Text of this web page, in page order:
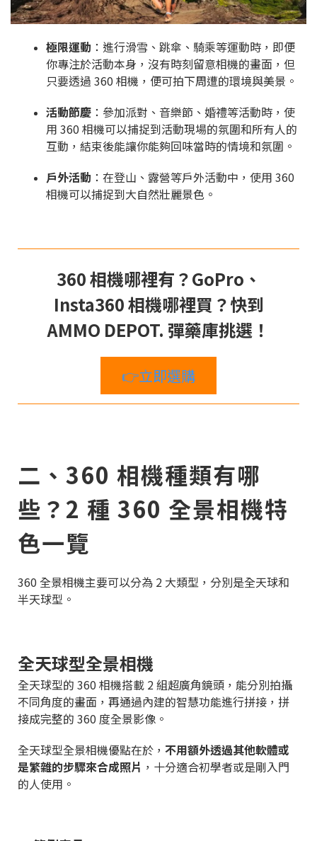
極限運動 ：進行滑雪、跳傘、騎乘等運動時，即便
你專注於活動本身，沒有時刻留意相機的畫面，但
只要透過 360 相機，便可拍下周遭的環境與美景。
活動節慶 ：參加派對、音樂節、婚禮等活動時，使
用 360 相機可以捕捉到活動現場的氛圍和所有人的
互動，結束後能讓你能夠回味當時的情境和氛圍。
戶外活動 ：在登山、露營等戶外活動中，使用 360
相機可以捕捉到大自然壯麗景色。
360 相機哪裡有？GoPro、
Insta360 相機哪裡買？快到
AMMO DEPOT. 彈藥庫挑選！
👉立即選購
二、360 相機種類有哪
些？2 種 360 全景相機特
色一覽
360 全景相機主要可以分為 2 大類型，分別是全天球和
半天球型。
全天球型全景相機
全天球型的 360 相機搭載 2 組超廣角鏡頭，能分別拍攝
不同角度的畫面，再通過內建的智慧功能進行拼接，拼
接成完整的 360 度全景影像。
全天球型全景相機優點在於， 不用額外透過其他軟體或
是繁雜的步驟來合成照片 ，十分適合初學者或是剛入門
的人使用。